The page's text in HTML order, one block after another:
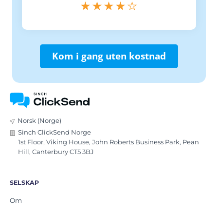
Kom i gang uten kostnad
Norsk (Norge)
Sinch ClickSend Norge
1st Floor, Viking House, John Roberts Business Park, Pean
Hill, Canterbury CT5 3BJ
SELSKAP
Om